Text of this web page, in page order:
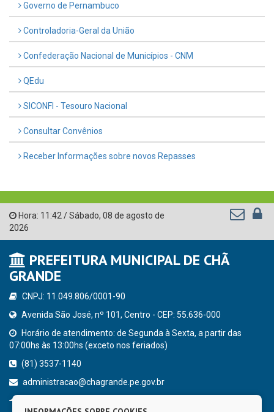
Governo de Pernambuco
Controladoria-Geral da União
Confederação Nacional de Municípios - CNM
QEdu
SICONFI - Tesouro Nacional
Consultar Convênios
Receber Informações sobre novos Repasses
Hora: 11:42/Sábado, 08 de agosto de
2026
PREFEITURA MUNICIPAL DE CHÃ
GRANDE
CNPJ: 11.049.806/0001-90
Avenida São José, nº 101, Centro - CEP: 55.636-000
Horário de atendimento: de Segunda à Sexta, a partir das
07:00hs às 13:00hs (exceto nos feriados)
(81) 3537-1140
administracao@chagrande.pe.gov.br